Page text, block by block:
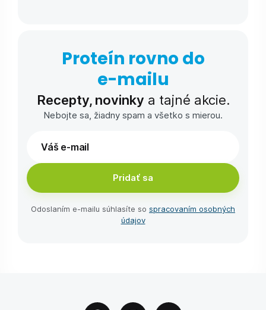
Proteín rovno do
e-⁠mailu
Recepty, novinky a tajné akcie.
Nebojte sa, žiadny spam a všetko s mierou.
Pridať sa
Odoslaním e-⁠mailu súhlasíte so spracovaním osobných
údajov